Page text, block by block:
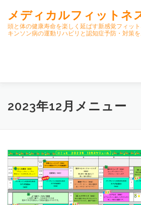
ッ
メディカルフィットネ
頭と体の健康寿命を楽しく延ばす新感覚フィッ
キンソン病の運動リハビリと認知症予防・対策
ホーム ごあいさつ
オンラインクラス(GOOGLE MEET)
2023年12月メニュー